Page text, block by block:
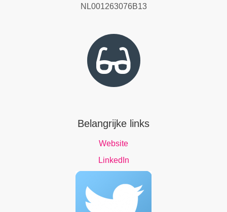
NL001263076B13
Belangrijke links
Website
LinkedIn